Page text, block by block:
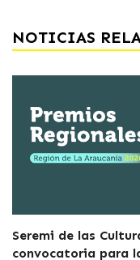
NOTICIAS
Seremi de las
convocatoria para